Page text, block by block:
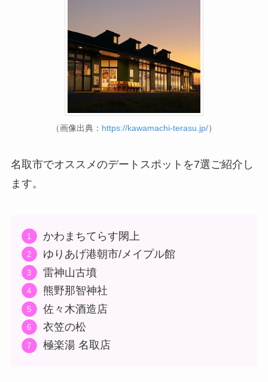
（画像出典： https://kawamachi-terasu.jp/）
名取市でオススメのデートスポットを7選ご紹介し
ます。
かわまちてらす閖上
ゆりあげ港朝市/メイプル館
雷神山古墳
熊野那智神社
佐々木酒造店
衣笠の松
極楽湯 名取店